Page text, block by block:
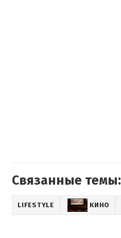
Связанные темы:
LIFESTYLE КИНО